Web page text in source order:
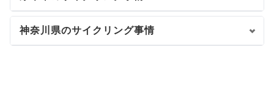
神奈川県のサイクリング事情